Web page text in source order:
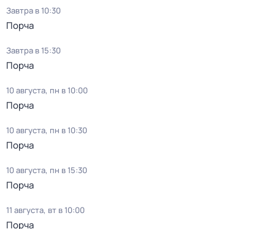
Завтра в 10:30
Порча
Завтра в 15:30
Порча
10 августа, пн в 10:00
Порча
10 августа, пн в 10:30
Порча
10 августа, пн в 15:30
Порча
11 августа, вт в 10:00
Порча